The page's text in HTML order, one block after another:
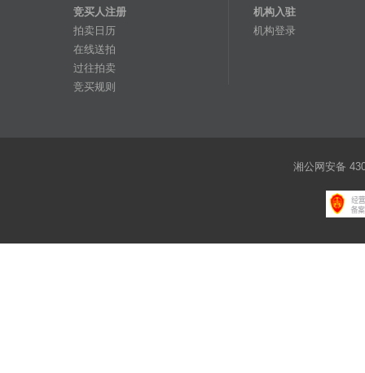
竞买人注册
拍卖日历
在线送拍
过往拍卖
竞买规则
机构入驻
机构登录
湘公网安备